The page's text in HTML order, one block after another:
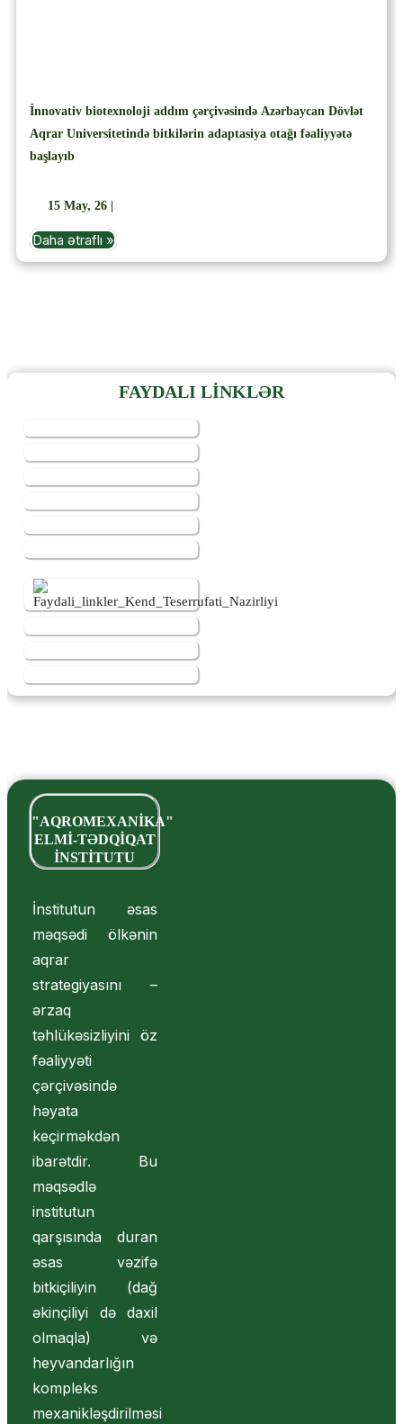
İnnovativ biotexnoloji addım çərçivəsində Azərbaycan Dövlət
Aqrar Universitetində bitkilərin adaptasiya otağı fəaliyyətə
başlayıb
15 May, 26
Daha ətraflı »
FAYDALI LİNKLƏR
"AQROMEXANİKA"
ELMİ-TƏDQİQAT
İNSTİTUTU
İnstitutun əsas
məqsədi ölkənin
aqrar
strategiyasını –
ərzaq
təhlükəsizliyini öz
fəaliyyəti
çərçivəsində
həyata
keçirməkdən
ibarətdir. Bu
məqsədlə
institutun
qarşısında duran
əsas vəzifə
bitkiçiliyin (dağ
əkinçiliyi də daxil
olmaqla) və
heyvandarlığın
kompleks
mexanikləşdirilməsi